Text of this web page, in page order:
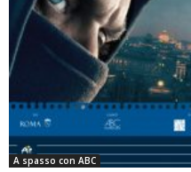
A spasso con ABC